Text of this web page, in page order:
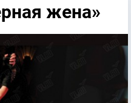
жена»